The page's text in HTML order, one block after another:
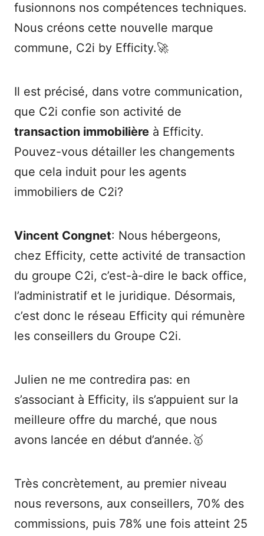
fusionnons nos compétences techniques.
Nous créons cette nouvelle marque
commune, C2i by Efficity.🚀
Il est précisé, dans votre communication,
que C2i confie son activité de
transaction immobilière à Efficity.
Pouvez-vous détailler les changements
que cela induit pour les agents
immobiliers de C2i?
Vincent Congnet: Nous hébergeons,
chez Efficity, cette activité de transaction
du groupe C2i, c’est-à-dire le back office,
l’administratif et le juridique. Désormais,
c’est donc le réseau Efficity qui rémunère
les conseillers du Groupe C2i.
Julien ne me contredira pas: en
s’associant à Efficity, ils s’appuient sur la
meilleure offre du marché, que nous
avons lancée en début d’année.🥇
Très concrètement, au premier niveau
nous reversons, aux conseillers, 70% des
commissions, puis 78% une fois atteint 25